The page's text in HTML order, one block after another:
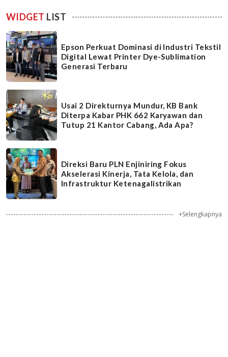
WIDGET LIST
Epson Perkuat Dominasi di Industri Tekstil
Digital Lewat Printer Dye-Sublimation
Generasi Terbaru
Usai 2 Direkturnya Mundur, KB Bank
Diterpa Kabar PHK 662 Karyawan dan
Tutup 21 Kantor Cabang, Ada Apa?
Direksi Baru PLN Enjiniring Fokus
Akselerasi Kinerja, Tata Kelola, dan
Infrastruktur Ketenagalistrikan
+Selengkapnya